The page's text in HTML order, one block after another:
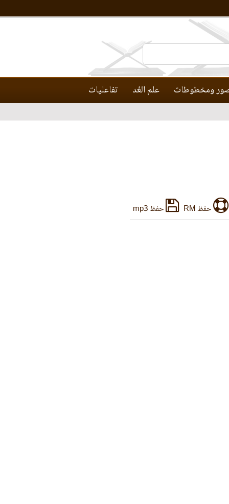
ومخطوطات علم العَّد تفاعليات
حفظ RM حفظ mp3